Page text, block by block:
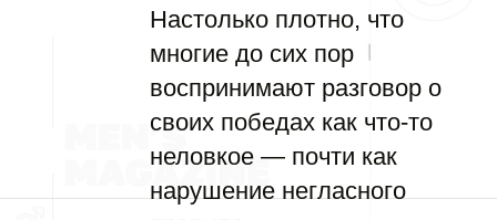
Настолько плотно, что
многие до сих пор
воспринимают разговор о
своих победах как что-то
неловкое — почти как
нарушение негласного